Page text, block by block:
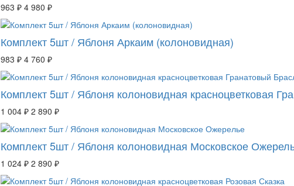
963 ₽ 4 980 ₽
Комплект 5шт / Яблоня Аркаим (колоновидная)
983 ₽ 4 760 ₽
Комплект 5шт / Яблоня колоновидная красноцветковая
1 004 ₽ 2 890 ₽
Комплект 5шт / Яблоня колоновидная Московское
1 024 ₽ 2 890 ₽